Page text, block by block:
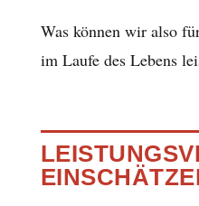
Was können wir also
im Laufe des Lebens